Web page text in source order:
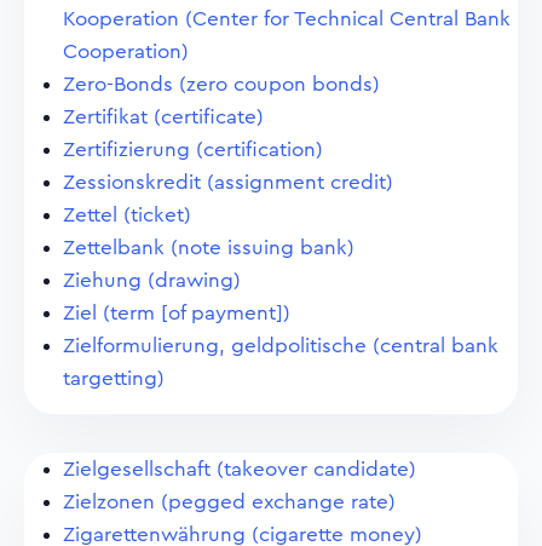
Kooperation (Center for Technical Central Bank
Cooperation)
Zero-Bonds (zero coupon bonds)
Zertifikat (certificate)
Zertifizierung (certification)
Zessionskredit (assignment credit)
Zettel (ticket)
Zettelbank (note issuing bank)
Ziehung (drawing)
Ziel (term [of payment])
Zielformulierung, geldpolitische (central bank
targetting)
Zielgesellschaft (takeover candidate)
Zielzonen (pegged exchange rate)
Zigarettenwährung (cigarette money)